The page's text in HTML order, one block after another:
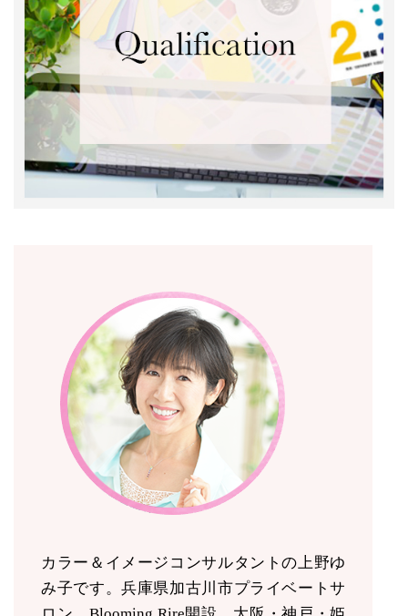
カラー＆イメージコンサルタントの上野ゆ
み子です。兵庫県加古川市プライベートサ